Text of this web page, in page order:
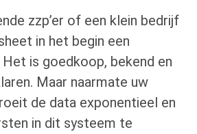
zzp’er of een klein bedrijf
in het begin een
is goedkoop, bekend en
Maar naarmate uw
de data exponentieel en
in dit systeem te